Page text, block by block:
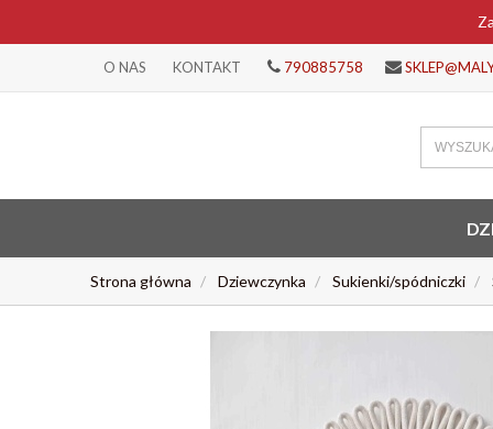
O NAS KONTAKT 790885758
Strona główna Dziewczynka Sukienki/spódniczki